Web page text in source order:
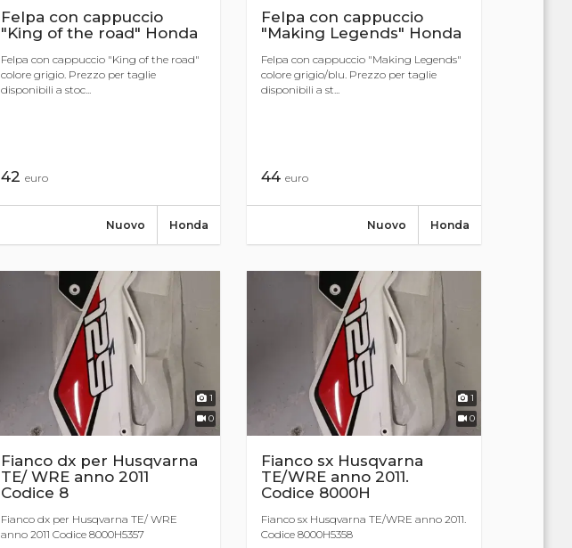
Felpa con cappuccio
"King of the road" Honda
Felpa con cappuccio "King of the road"
colore grigio. Prezzo per taglie
disponibili a stoc...
42 euro
Honda
Nuovo
Felpa con cappuccio
"Making Legends" Honda
Felpa con cappuccio "Making Legends"
colore grigio/blu. Prezzo per taglie
disponibili a st...
44euro
Honda
Nuovo
1
0
Fianco dx per Husqvarna
TE/ WRE anno 2011
Codice 8
Fianco dx per Husqvarna TE/ WRE
anno 2011 Codice 8000H5357
1
0
Fianco sx Husqvarna
TE/WRE anno 2011.
Codice 8000H
Fianco sx Husqvarna TE/WRE anno 2011.
Codice 8000H5358